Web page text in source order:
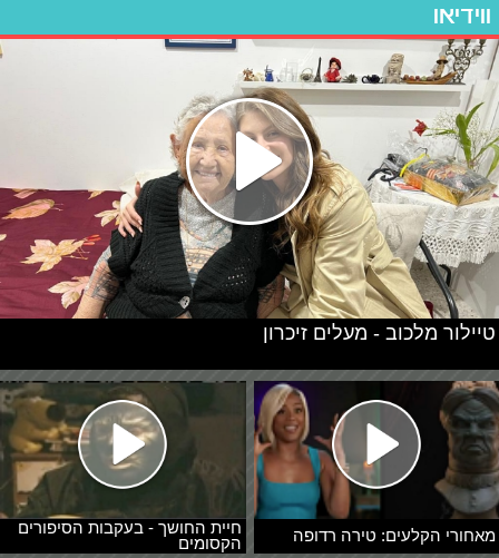
ווידיאו
מאחורי הקלעים: טירה רדופה
חיית החושך - בעקבות הסיפורים
הקסומים
טיילור מלכוב - מעלים זיכרון